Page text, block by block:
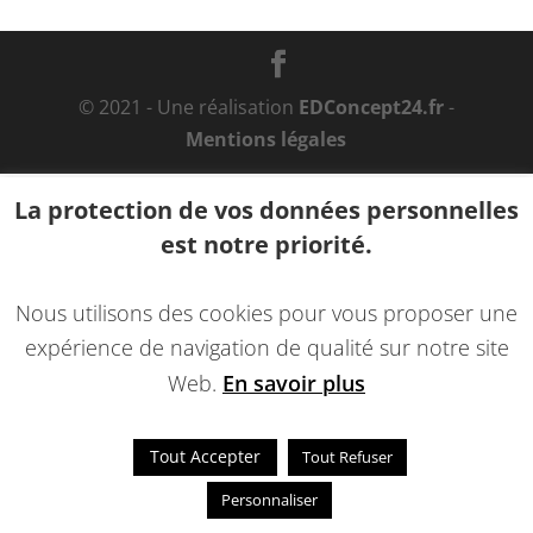
© 2021 - Une réalisation EDConcept24.fr-
Mentions légales
La protection de vos données personnelles
est notre priorité.
Nous utilisons des cookies pour vous proposer une
expérience de navigation de qualité sur notre site
Web. En savoir plus
Tout Accepter
Tout Refuser
Personnaliser